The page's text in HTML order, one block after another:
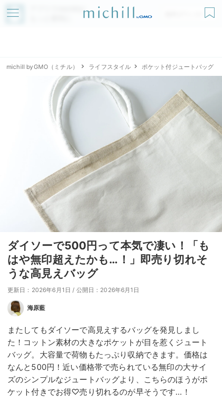
アプリでmichillが
無料ダウンロード
michill byGMO（ミチル） ライフスタイル ポケット付ジュートバッグ
ダイソーで500円って本気で凄い！「も
はや無印超えたかも…！」即売り切れそ
うな高見えバッグ
更新日：2026年6月1日 / 公開日：2026年6月1日
海原藍
またしてもダイソーで高見えするバッグを発見しまし
た！コットン素材の大きなポケットが目を惹くジュート
バッグ。大容量で荷物もたっぷり収納できます。価格は
なんと500円！近い価格帯で売られている無印の大サイ
ズのシンプルなジュートバッグより、こちらのほうがポ
ケット付きでお得♡売り切れるのが早そうです…！